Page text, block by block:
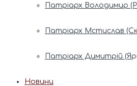
Патріарх Володимир
Патріарх Мстислав
Патріарх Димитрій
Новини